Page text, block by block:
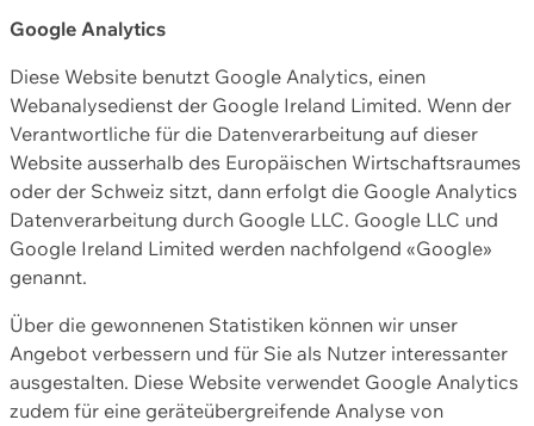
Google Analytics
Diese Website benutzt Google Analytics, einen
Webanalysedienst der Google Ireland Limited. Wenn der
Verantwortliche für die Datenverarbeitung auf dieser
Website ausserhalb des Europäischen Wirtschaftsraumes
oder der Schweiz sitzt, dann erfolgt die Google Analytics
Datenverarbeitung durch Google LLC. Google LLC und
Google Ireland Limited werden nachfolgend «Google»
genannt.
Über die gewonnenen Statistiken können wir unser
Angebot verbessern und für Sie als Nutzer interessanter
ausgestalten. Diese Website verwendet Google Analytics
zudem für eine geräteübergreifende Analyse von